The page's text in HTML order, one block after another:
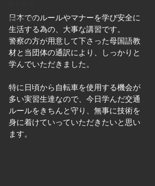
求職情報
プレリリース
日本でのルールやマナーを学び安全に
生活する為の、大事な講習です。
警察の方が用意して下さった母国語教
材と当団体の通訳により、しっかりと
学んでいただきました。
特に日頃から自転車を使用する機会が
多い実習生達なので、今日学んだ交通
ルールをきちんと守り、無事に技術を
身に着けていっていただきたいと思い
ます。